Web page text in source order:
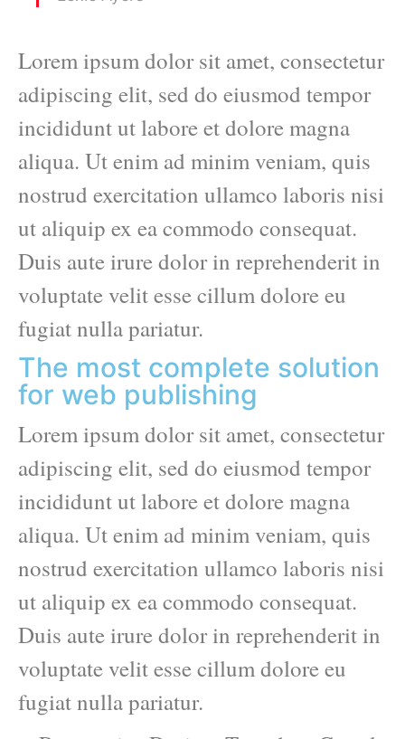
Lorem ipsum dolor sit amet, consectetur
adipiscing elit, sed do eiusmod tempor
incididunt ut labore et dolore magna
aliqua. Ut enim ad minim veniam, quis
nostrud exercitation ullamco laboris nisi
ut aliquip ex ea commodo consequat.
Duis aute irure dolor in reprehenderit in
voluptate velit esse cillum dolore eu
fugiat nulla pariatur.
The most complete solution
for web publishing
Lorem ipsum dolor sit amet, consectetur
adipiscing elit, sed do eiusmod tempor
incididunt ut labore et dolore magna
aliqua. Ut enim ad minim veniam, quis
nostrud exercitation ullamco laboris nisi
ut aliquip ex ea commodo consequat.
Duis aute irure dolor in reprehenderit in
voluptate velit esse cillum dolore eu
fugiat nulla pariatur.